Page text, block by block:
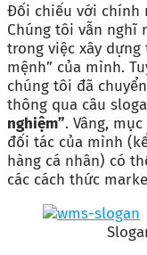
Đối chiếu với chính
Chúng tôi vẫn nghĩ
trong việc xây
mệnh” của mình.
chúng tôi đã
thông qua câu
nghiệm”. Vâng,
đối tác của mình
hàng cá nhân) có
các cách thức